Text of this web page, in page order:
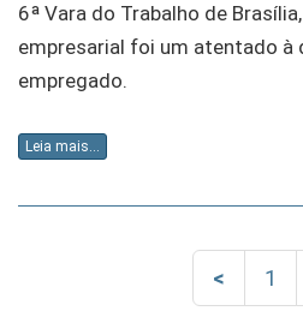
6ª Vara do Trabalho de
empresarial foi um atentado à
empregado.
Leia mais...
< 1